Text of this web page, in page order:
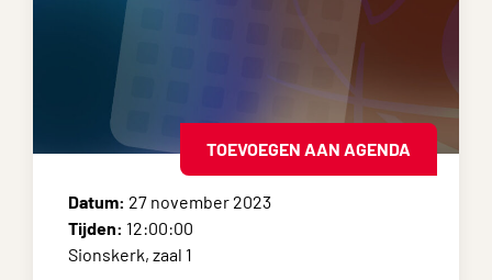
TOEVOEGEN AAN AGENDA
Datum: 27 november 2023
Tijden: 12:00:00
Sionskerk, zaal 1